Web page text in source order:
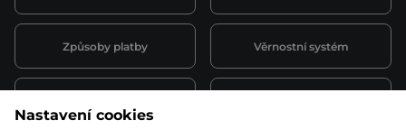
Způsoby platby Věrnostní systém
Nastavení cookies